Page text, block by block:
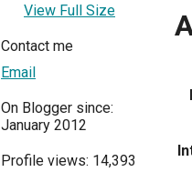
View Full Size
Contact me
Email
On Blogger since:
January 2012
Profile views: 14,393